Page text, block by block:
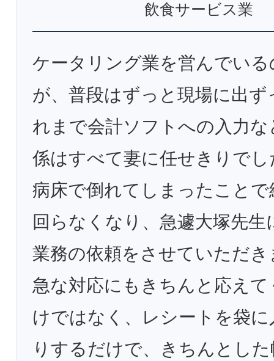
飲食サービス業
ケータリング業を営んでいる
が、普段はずっと現場に出ず
れまで会計ソフトへの入力な
係はすべて妻に任せきりでし
病床で倒れてしまったことで
回らなくなり、急遽大塚先生
業務の依頼をさせていただき
急な対応にもきちんと応え
けではなく、レシートを袋
りするだけで、きちんとし